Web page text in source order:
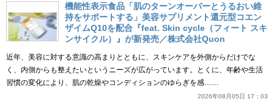
機能性表示食品「肌のターンオーバーとうるおい維
持をサポートする」美容サプリメント還元型コエン
ザイムQ10を配合『feat. Skin cycle（フィート スキ
ンサイクル）』が新発売／株式会社Quon
近年、美容に対する意識の高まりとともに、スキンケアを外側からだけでな
く、内側からも整えたいというニーズが広がっています。とくに、年齢や生活
習慣の変化により、肌の乾燥やコンディションのゆらぎを感……
2026年08月05日 17：03